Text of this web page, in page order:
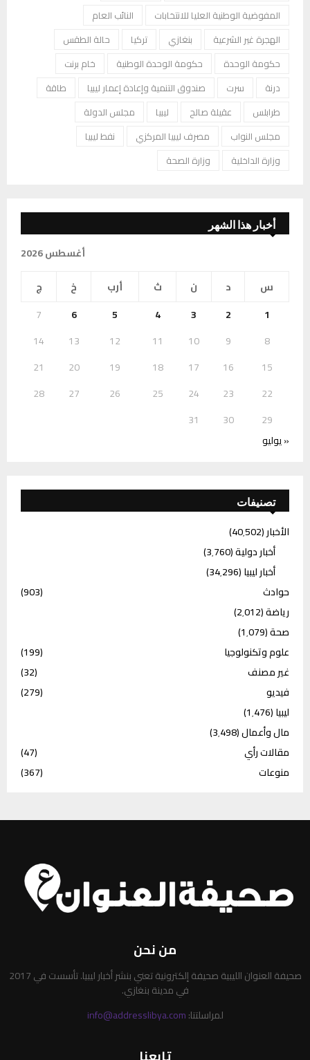
المفوضية الوطنية العليا للانتخابات
النائب العام
الهجرة غير الشرعية
بنغازي تركيا
حالة الطقس
حكومة الوحدة
حكومة الوحدة الوطنية
خام برنت
درنة
سرت صندوق التنمية وإعادة إعمار ليبيا
طاقة
طرابلس
عقيلة صالح ليبيا
مجلس الدولة
مجلس النواب
مصرف ليبيا المركزي
نفط ليبيا
وزارة الداخلية
وزارة الصحة
أخبار هذا الشهر
أغسطس 2026
س
د ن ث أرب خ
ج
1
2
3
4
5
6
7
8
9
10
11
12
13
14
15
16
17
18
19
20
21
22
23
24
25
26
27
28
29
30
31
« يوليو
تصنيفات
الأخبار(40٬502)
أخبار دولية(3٬760)
أخبار ليبيا(34٬296)
حوادث
(903)
رياضة(2٬012)
صحة(1٬079)
علوم وتكنولوجيا
(199)
غير مصنف
(32)
فيديو
(279)
ليبيا(1٬476)
مال وأعمال(3٬498)
مقالات رأي
(47)
منوعات
(367)
من نحن
صحيفة العنوان الليبية صحيفة إلكترونية تعني بنشر أخبار ليبيا. تأسست في 2017
في مدينة بنغازي.
لمراسلتنا:info@addresslibya.com